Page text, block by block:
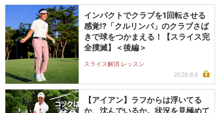
インパクトでクラブを1回転させる
感覚!?「クルリンパ」のクラブさば
きで球をつかまえる！【スライス完
全撲滅】＜後編＞
スライス解消 レッスン
2026.8.6
【アイアン】ラフからは浮いてる
か、沈んでいるか。状況を見極めて